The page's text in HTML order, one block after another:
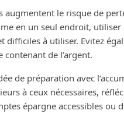
le risque de
en un seul endroit, utiliser
difficiles à utiliser. Evitez
contenant de l’argent.
de préparation avec
à ceux nécessaires,
épargne accessibles ou